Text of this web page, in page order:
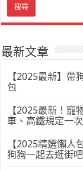
最新文章
【2025最新】帶
包
【2025最新！寵
車、高鐵規定一次
【2025精選懶
狗狗一起去逛街